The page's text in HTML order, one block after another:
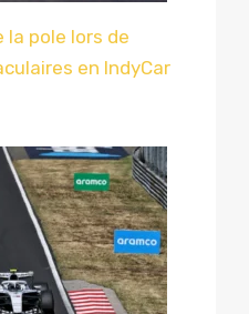
la pole lors de
en IndyCar